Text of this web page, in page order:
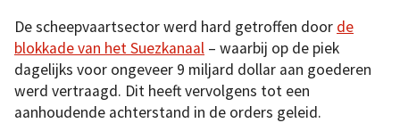
De scheepvaartsector werd hard getroffen door de
blokkade van het Suezkanaal – waarbij op de piek
dagelijks voor ongeveer 9 miljard dollar aan goederen
werd vertraagd. Dit heeft vervolgens tot een
aanhoudende achterstand in de orders geleid.